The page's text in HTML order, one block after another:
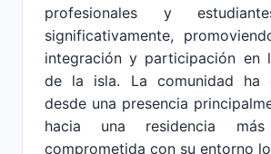
profesionales y
significativamente,
integración y participación en
de la isla. La comunidad ha
desde una presencia
hacia una residencia
comprometida con su entorno